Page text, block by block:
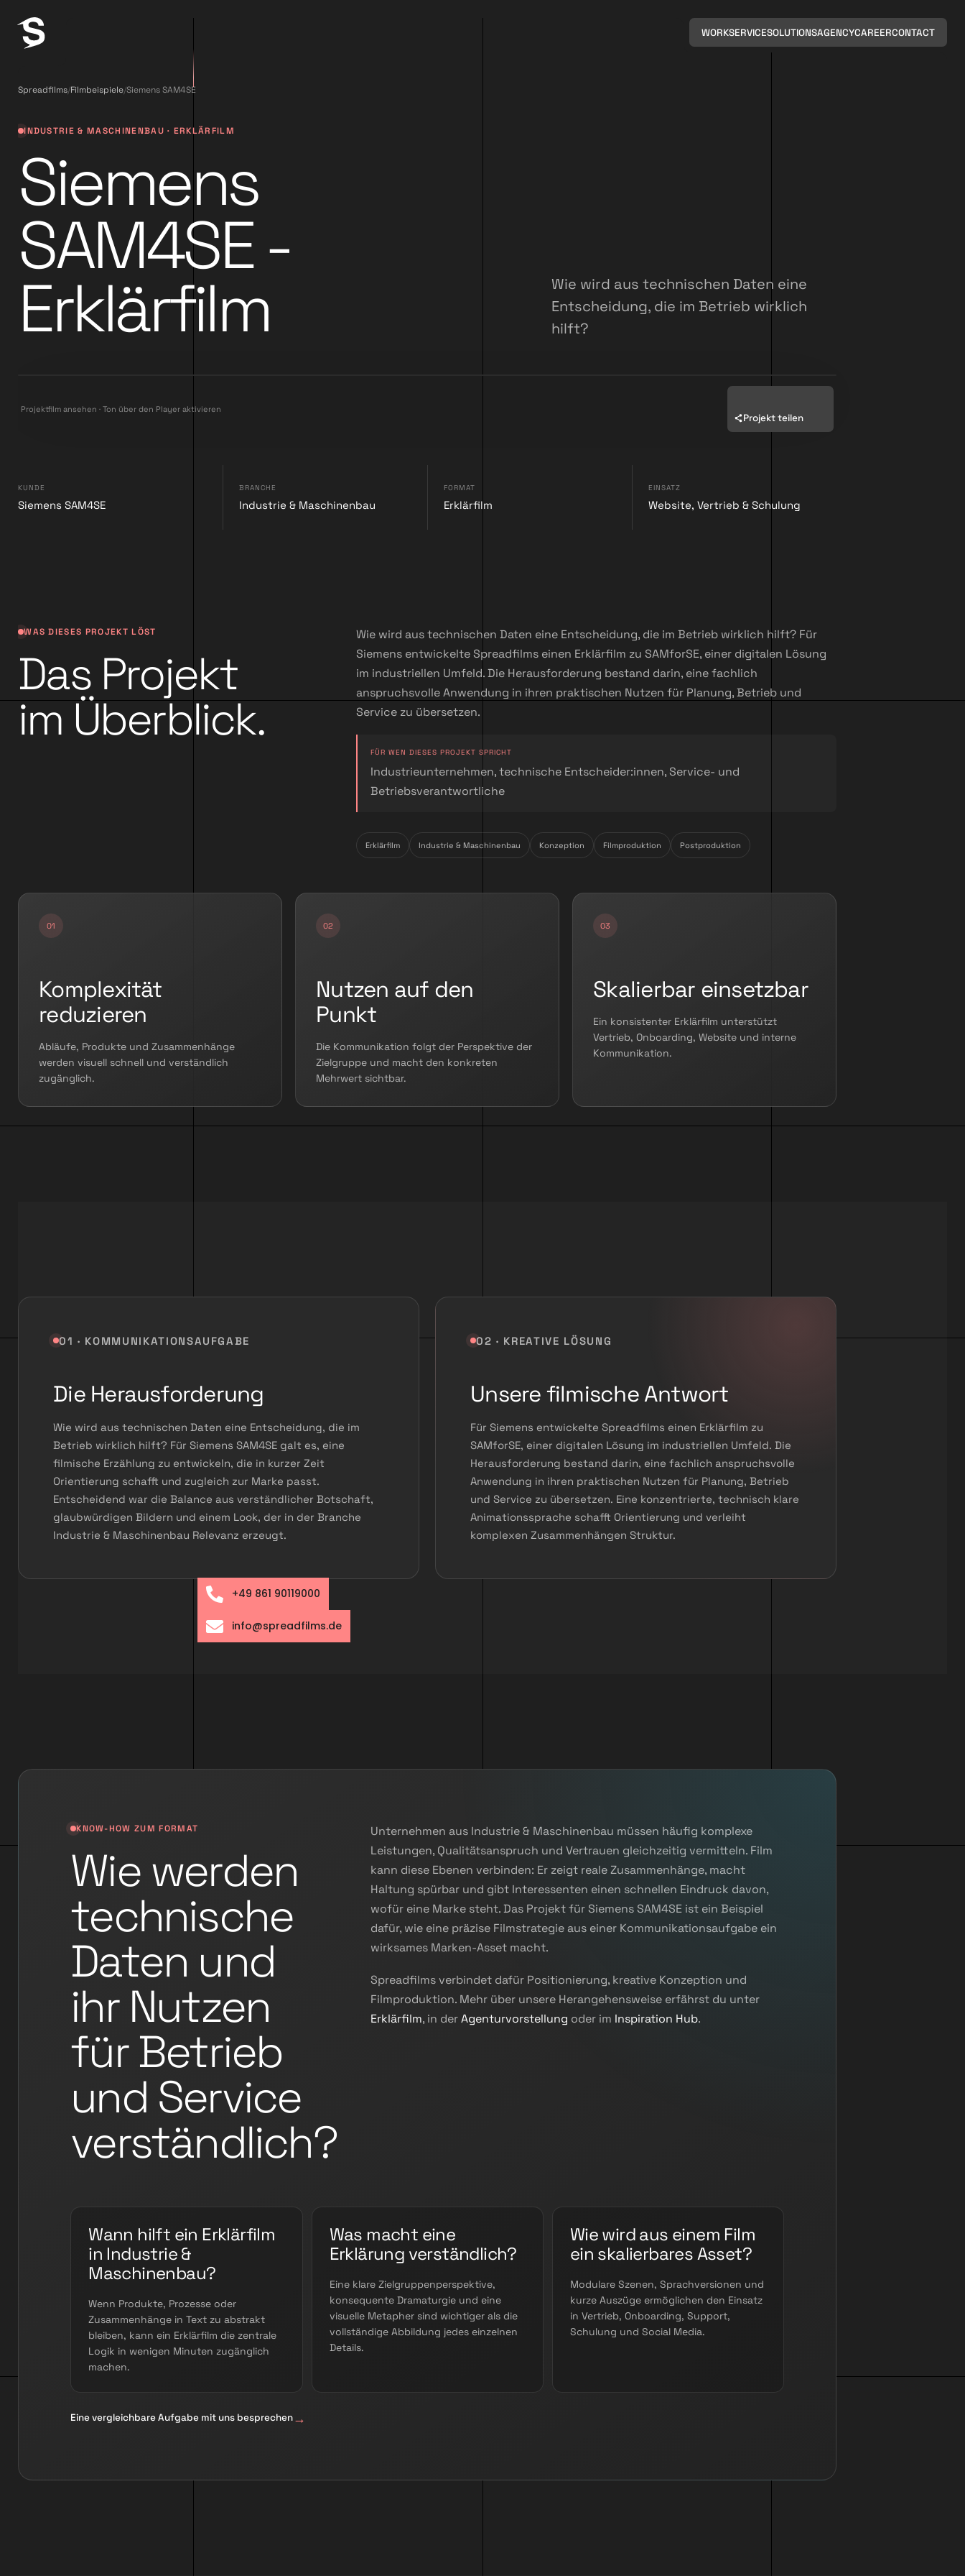
WORKSERVICESOLUTIONSAGENCYCAREERCONTACT
Spreadfilms/Filmbeispiele/Siemens SAM4SE
INDUSTRIE & MASCHINENBAU · ERKLÄRFILM
Siemens
SAM4SE -
Erklärfilm
Wie wird aus technischen Daten eine
Entscheidung, die im Betrieb wirklich
hilft?
Projektfilm ansehen · Ton über den Player aktivieren
Projekt teilen
KUNDE
Siemens SAM4SE
BRANCHE
Industrie & Maschinenbau
FORMAT
Erklärfilm
EINSATZ
Website, Vertrieb & Schulung
WAS DIESES PROJEKT LÖST
Das Projekt
im Überblick.
Wie wird aus technischen Daten eine Entscheidung, die im Betrieb wirklich hilft? Für
Siemens entwickelte Spreadfilms einen Erklärfilm zu SAMforSE, einer digitalen Lösung
im industriellen Umfeld. Die Herausforderung bestand darin, eine fachlich
anspruchsvolle Anwendung in ihren praktischen Nutzen für Planung, Betrieb und
Service zu übersetzen.
FÜR WEN DIESES PROJEKT SPRICHT
Industrieunternehmen, technische Entscheider:innen, Service- und
Betriebsverantwortliche
Erklärfilm Industrie & Maschinenbau Konzeption Filmproduktion Postproduktion
Komplexität
reduzieren
Abläufe, Produkte und Zusammenhänge
werden visuell schnell und verständlich
zugänglich.
Nutzen auf den
Punkt
Die Kommunikation folgt der Perspektive der
Zielgruppe und macht den konkreten
Mehrwert sichtbar.
Skalierbar einsetzbar
Ein konsistenter Erklärfilm unterstützt
Vertrieb, Onboarding, Website und interne
Kommunikation.
01 · KOMMUNIKATIONSAUFGABE
Die Herausforderung
Wie wird aus technischen Daten eine Entscheidung, die im
Betrieb wirklich hilft? Für Siemens SAM4SE galt es, eine
filmische Erzählung zu entwickeln, die in kurzer Zeit
Orientierung schafft und zugleich zur Marke passt.
Entscheidend war die Balance aus verständlicher Botschaft,
glaubwürdigen Bildern und einem Look, der in der Branche
Industrie & Maschinenbau Relevanz erzeugt.
02 · KREATIVE LÖSUNG
Unsere filmische Antwort
Für Siemens entwickelte Spreadfilms einen Erklärfilm zu
SAMforSE, einer digitalen Lösung im industriellen Umfeld. Die
Herausforderung bestand darin, eine fachlich anspruchsvolle
Anwendung in ihren praktischen Nutzen für Planung, Betrieb
und Service zu übersetzen. Eine konzentrierte, technisch klare
Animationssprache schafft Orientierung und verleiht
komplexen Zusammenhängen Struktur.
KNOW-HOW ZUM FORMAT
Wie werden
technische
Daten und
ihr Nutzen
für Betrieb
und Service
verständlich?
Unternehmen aus Industrie & Maschinenbau müssen häufig komplexe
Leistungen, Qualitätsanspruch und Vertrauen gleichzeitig vermitteln. Film
kann diese Ebenen verbinden: Er zeigt reale Zusammenhänge, macht
Haltung spürbar und gibt Interessenten einen schnellen Eindruck davon,
wofür eine Marke steht. Das Projekt für Siemens SAM4SE ist ein Beispiel
dafür, wie eine präzise Filmstrategie aus einer Kommunikationsaufgabe ein
wirksames Marken-Asset macht.
Spreadfilms verbindet dafür Positionierung, kreative Konzeption und
Filmproduktion. Mehr über unsere Herangehensweise erfährst du unter
Erklärfilm, in derAgenturvorstellung oder im Inspiration Hub.
Wann hilft ein Erklärfilm
in Industrie &
Maschinenbau?
Wenn Produkte, Prozesse oder
Zusammenhänge in Text zu abstrakt
bleiben, kann ein Erklärfilm die zentrale
Logik in wenigen Minuten zugänglich
machen.
Was macht eine
Erklärung verständlich?
Eine klare Zielgruppenperspektive,
konsequente Dramaturgie und eine
visuelle Metapher sind wichtiger als die
vollständige Abbildung jedes einzelnen
Details.
Wie wird aus einem Film
ein skalierbares Asset?
Modulare Szenen, Sprachversionen und
kurze Auszüge ermöglichen den Einsatz
in Vertrieb, Onboarding, Support,
Schulung und Social Media.
Eine vergleichbare Aufgabe mit uns besprechen
+49 861 90119000
info@spreadfilms.de